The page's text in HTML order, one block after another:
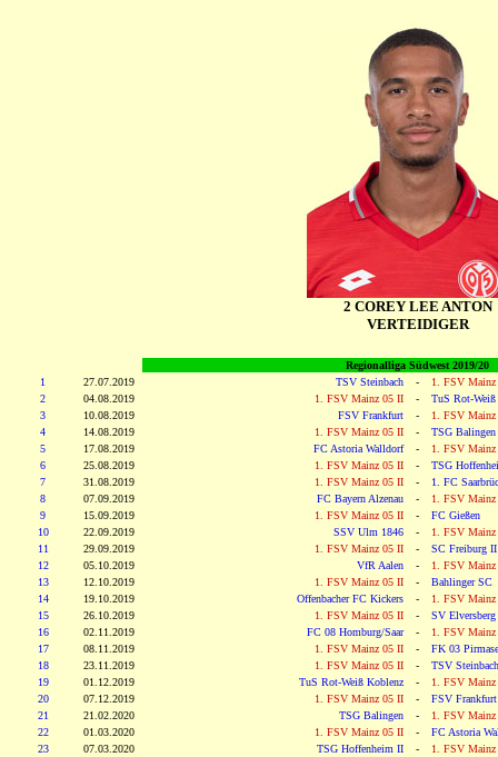
2 COREY LEE ANTON
VERTEIDIGER
Regionalliga Südwest 2019/20
1
27.07.2019 TSV Steinbach -
1. FSV
2
04.08.2019 1. FSV Mainz 05 II -
TuS Rot-
3
10.08.2019 FSV Frankfurt -
1. FSV
4
14.08.2019 1. FSV Mainz 05 II -
TSG Balingen
5
17.08.2019 FC Astoria Walldorf -
1. FSV
6
25.08.2019 1. FSV Mainz 05 II -
TSG
7
31.08.2019 1. FSV Mainz 05 II -
1. FC
8
07.09.2019 FC Bayern Alzenau -
1. FSV
9
15.09.2019 1. FSV Mainz 05 II -
FC Gießen
10
22.09.2019 SSV Ulm 1846 -
1. FSV
11
29.09.2019 1. FSV Mainz 05 II -
SC Freiburg II
12
05.10.2019 VfR Aalen -
1. FSV
13
12.10.2019 1. FSV Mainz 05 II -
Bahlinger SC
14
19.10.2019 Offenbacher FC Kickers -
1. FSV
15
26.10.2019 1. FSV Mainz 05 II -
SV Elversberg
16
02.11.2019 FC 08 Homburg/Saar -
1. FSV
17
08.11.2019 1. FSV Mainz 05 II -
FK 03
18
23.11.2019 1. FSV Mainz 05 II -
TSV Steinbach
19
01.12.2019 TuS Rot-Weiß Koblenz -
1. FSV
20
07.12.2019 1. FSV Mainz 05 II -
FSV Frankfurt
21
21.02.2020 TSG Balingen -
1. FSV
22
01.03.2020 1. FSV Mainz 05 II -
FC Astoria
23
07.03.2020 TSG Hoffenheim II -
1. FSV